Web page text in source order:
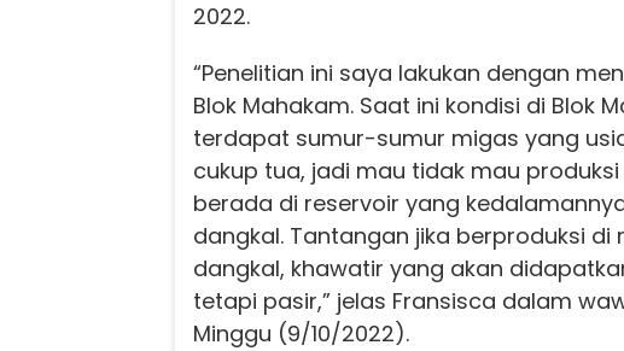
2022.
“Penelitian ini saya lakukan dengan
Blok Mahakam. Saat ini kondisi di Blok
terdapat sumur-sumur migas yang
cukup tua, jadi mau tidak mau
berada di reservoir yang
dangkal. Tantangan jika berproduksi di
dangkal, khawatir yang akan
tetapi pasir,” jelas Fransisca dalam
Minggu (9/10/2022).